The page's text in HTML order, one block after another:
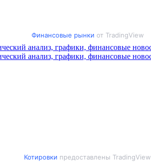
Финансовые рынки от TradingView
Котировки предоставлены TradingView